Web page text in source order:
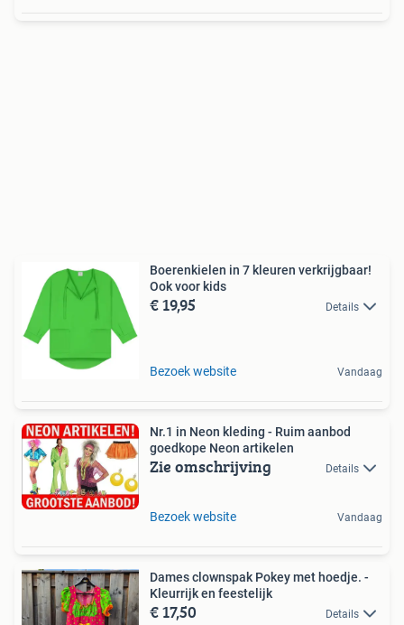
Boerenkielen in 7 kleuren verkrijgbaar!
Ook voor kids
€ 19,95 Details
Bezoek website Vandaag
Nr.1 in Neon kleding - Ruim aanbod
goedkope Neon artikelen
Zie omschrijving Details
Bezoek website Vandaag
Dames clownspak Pokey met hoedje. -
Kleurrijk en feestelijk
€ 17,50 Details